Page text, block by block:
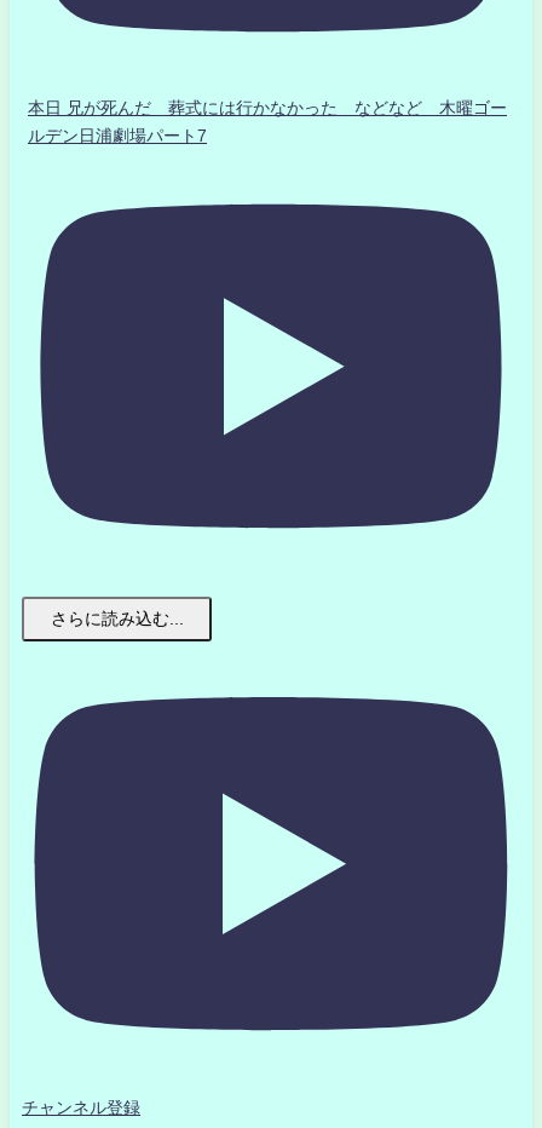
本日 兄が死んだ 葬式には行かなかった などなど 木曜ゴー
ルデン日浦劇場パート7
さらに読み込む...
チャンネル登録